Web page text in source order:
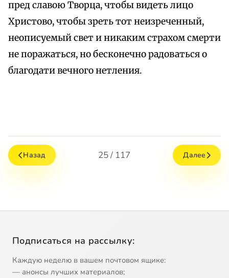
пред славою Творца, чтобы видеть лицо
Христово, чтобы зреть тот неизреченный,
неописуемый свет и никаким страхом смерти
не поражаться, но бесконечно радоваться о
благодати вечного нетления.
Назад 25 / 117 Далее
Подписаться на рассылку:
Каждую неделю в вашем почтовом ящике:
— анонсы лучших материалов;